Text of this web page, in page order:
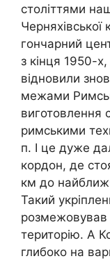
століттями
Черняхівської
гончарний
з кінця 1950-
відновили
межами
виготовлення
римськими
п. І це дуже
кордон, де
км до
Такий
розмежовував
територію. А
глибоко на